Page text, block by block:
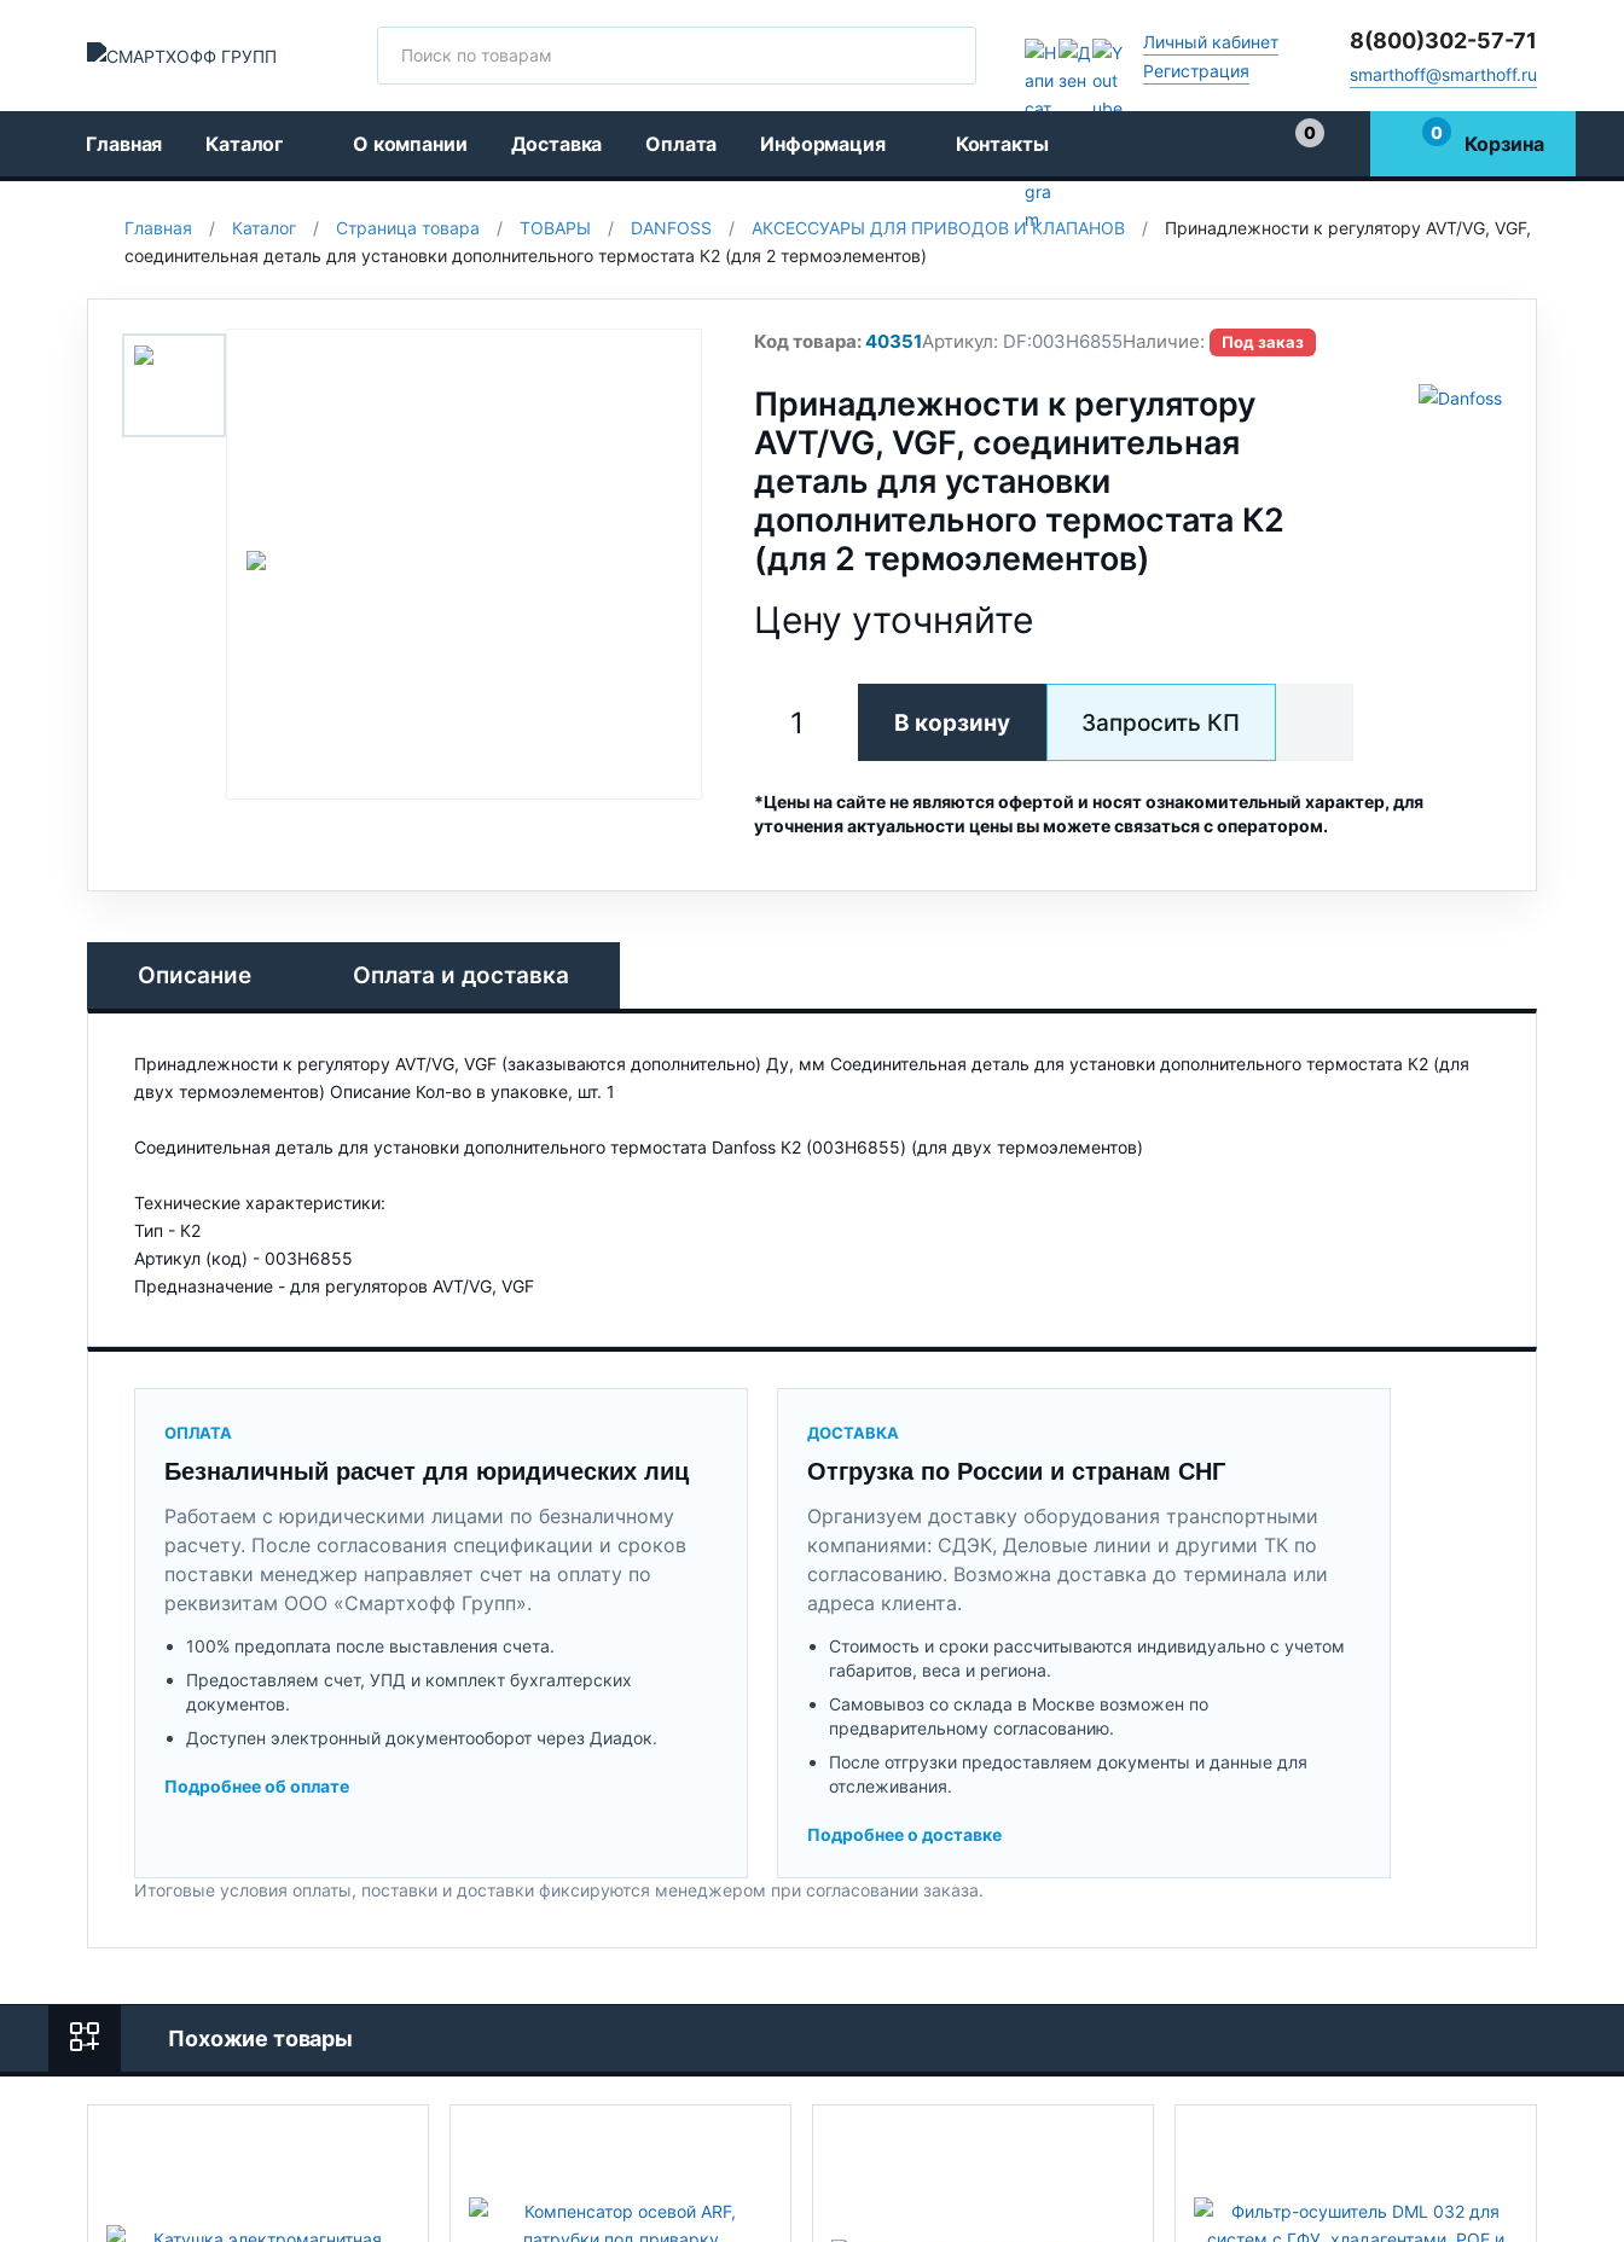
Личный кабинет
Регистрация
8(800)302-57-71
smarthoff@smarthoff.ru
Главная Каталог О компании Доставка Оплата Информация Контакты
0
0 Корзина
Главная / Каталог / Страница товара / ТОВАРЫ / DANFOSS / АКСЕССУАРЫ ДЛЯ ПРИВОДОВ И КЛАПАНОВ /
Принадлежности к регулятору AVT/VG, VGF,
соединительная деталь для установки дополнительного термостата К2 (для 2 термоэлементов)
Код товара:40351Артикул: DF:003H6855Наличие: Под заказ
Принадлежности к регулятору
AVT/VG, VGF, соединительная
деталь для установки
дополнительного термостата К2
(для 2 термоэлементов)
Цену уточняйте
В корзину Запросить КП
*Цены на сайте не являются офертой и носят ознакомительный характер, для
уточнения актуальности цены вы можете связаться с оператором.
Описание Оплата и доставка
Принадлежности к регулятору AVT/VG, VGF (заказываются дополнительно) Ду, мм Соединительная деталь для установки дополнительного термостата К2 (для
двух термоэлементов) Описание Кол-во в упаковке, шт. 1
Соединительная деталь для установки дополнительного термостата Danfoss К2 (003H6855) (для двух термоэлементов)
Технические характеристики:
Тип - К2
Артикул (код) - 003H6855
Предназначение - для регуляторов AVT/VG, VGF
ОПЛАТА
Безналичный расчет для юридических лиц
Работаем с юридическими лицами по безналичному
расчету. После согласования спецификации и сроков
поставки менеджер направляет счет на оплату по
реквизитам ООО «Смартхофф Групп».
100% предоплата после выставления счета.
Предоставляем счет, УПД и комплект бухгалтерских
документов.
Доступен электронный документооборот через Диадок.
Подробнее об оплате
ДОСТАВКА
Отгрузка по России и странам СНГ
Организуем доставку оборудования транспортными
компаниями: СДЭК, Деловые линии и другими ТК по
согласованию. Возможна доставка до терминала или
адреса клиента.
Стоимость и сроки рассчитываются индивидуально с учетом
габаритов, веса и региона.
Самовывоз со склада в Москве возможен по
предварительному согласованию.
После отгрузки предоставляем документы и данные для
отслеживания.
Подробнее о доставке
Итоговые условия оплаты, поставки и доставки фиксируются менеджером при согласовании заказа.
Похожие товары